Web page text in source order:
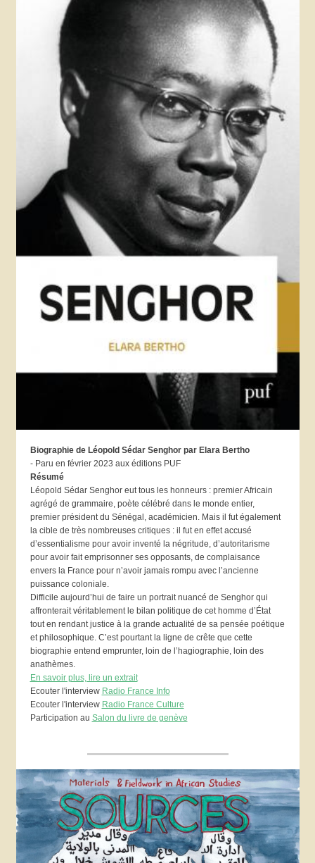
Biographie de Léopold Sédar Senghor par Elara Bertho
- Paru en février 2023 aux éditions PUF
Résumé
Léopold Sédar Senghor eut tous les honneurs : premier Africain
agrégé de grammaire, poète célébré dans le monde entier,
premier président du Sénégal, académicien. Mais il fut également
la cible de très nombreuses critiques : il fut en effet accusé
d’essentialisme pour avoir inventé la négritude, d’autoritarisme
pour avoir fait emprisonner ses opposants, de complaisance
envers la France pour n’avoir jamais rompu avec l’ancienne
puissance coloniale.
Difficile aujourd’hui de faire un portrait nuancé de Senghor qui
affronterait véritablement le bilan politique de cet homme d’État
tout en rendant justice à la grande actualité de sa pensée poétique
et philosophique. C’est pourtant la ligne de crête que cette
biographie entend emprunter, loin de l’hagiographie, loin des
anathèmes.
En savoir plus, lire un extrait
Ecouter l'interview Radio France Info
Ecouter l'interview Radio France Culture
Participation au Salon du livre de genève